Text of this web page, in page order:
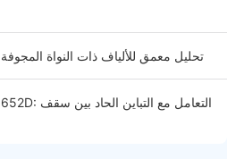
تحليل معمق للألياف ذات النواة